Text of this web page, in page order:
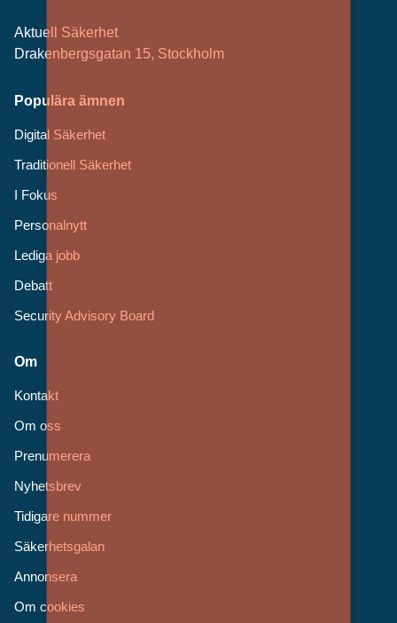
Aktuell Säkerhet
Drakenbergsgatan 15, Stockholm
Populära ämnen
Digital Säkerhet
Traditionell Säkerhet
I Fokus
Personalnytt
Lediga jobb
Debatt
Security Advisory Board
Om
Kontakt
Om oss
Prenumerera
Nyhetsbrev
Tidigare nummer
Säkerhetsgalan
Annonsera
Om cookies